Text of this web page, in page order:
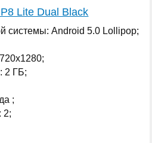
Lite Dual Black
системы: Android 5.0 Lollipop;
2 ГБ;
;
2;